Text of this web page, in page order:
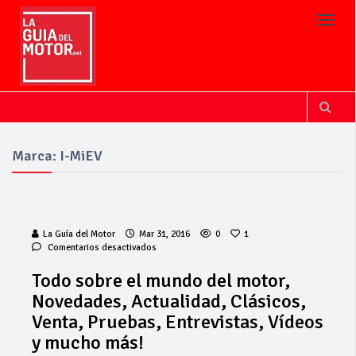
Marca: I-MiEV
La Guía del Motor Mar 31, 2016 0
1
Comentarios desactivados
el
mundo
del
motor,
Todo sobre el mundo del motor,
Novedades, Actualidad, Clásicos,
Venta, Pruebas, Entrevistas, Vídeos
y mucho más!